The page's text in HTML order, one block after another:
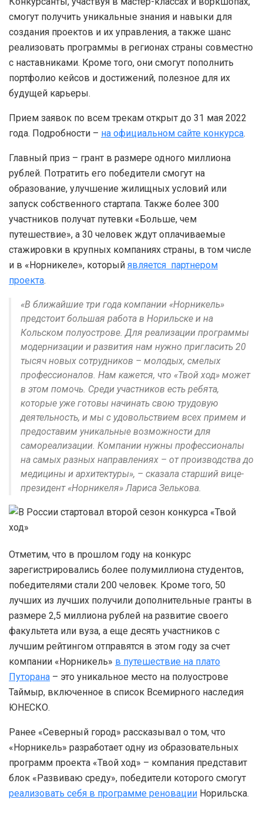
смогут получить уникальные знания и навыки для
создания проектов и их управления, а также шанс
реализовать программы в регионах страны совместно
с наставниками. Кроме того, они смогут пополнить
портфолио кейсов и достижений, полезное для их
будущей карьеры.
Прием заявок по всем трекам открыт до 31 мая 2022
года. Подробности – на официальном сайте конкурса.
Главный приз – грант в размере одного миллиона
рублей. Потратить его победители смогут на
образование, улучшение жилищных условий или
запуск собственного стартапа. Также более 300
участников получат путевки «Больше, чем
путешествие», а 30 человек ждут оплачиваемые
стажировки в крупных компаниях страны, в том числе
и в «Норникеле», который является партнером
проекта.
«В ближайшие три года компании «Норникель»
предстоит большая работа в Норильске и на
Кольском полуострове. Для реализации программы
модернизации и развития нам нужно пригласить 20
тысяч новых сотрудников – молодых, смелых
профессионалов. Нам кажется, что «Твой ход» может
в этом помочь. Среди участников есть ребята,
которые уже готовы начинать свою трудовую
деятельность, и мы с удовольствием всех примем и
предоставим уникальные возможности для
самореализации. Компании нужны профессионалы
на самых разных направлениях – от производства до
медицины и архитектуры», – сказала старший вице-
президент «Норникеля» Лариса Зелькова.
Отметим, что в прошлом году на конкурс
зарегистрировались более полумиллиона студентов,
победителями стали 200 человек. Кроме того, 50
лучших из лучших получили дополнительные гранты в
размере 2,5 миллиона рублей на развитие своего
факультета или вуза, а еще десять участников с
лучшим рейтингом отправятся в этом году за счет
компании «Норникель» в путешествие на плато
Путорана – это уникальное место на полуострове
Таймыр, включенное в список Всемирного наследия
ЮНЕСКО.
Ранее «Северный город» рассказывал о том, что
«Норникель» разработает одну из образовательных
программ проекта «Твой ход» – компания представит
блок «Развиваю среду», победители которого смогут
реализовать себя в программе реновации Норильска.